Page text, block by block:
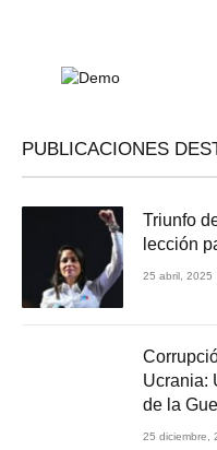
PUBLICACIONES
Triunfo
lección
25 abril, 2025
Ucrania:
de la
25 diciembre,